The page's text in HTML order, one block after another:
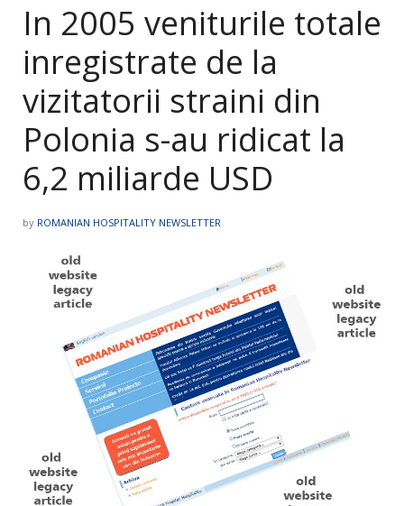
In 2005 veniturile totale
inregistrate de la
vizitatorii straini din
Polonia s-au ridicat la
6,2 miliarde USD
by ROMANIAN HOSPITALITY NEWSLETTER